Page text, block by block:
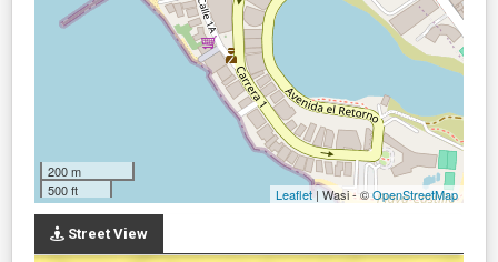
200 m
500 ft
Leaflet| Wasi - ©OpenStreetMap
Street View